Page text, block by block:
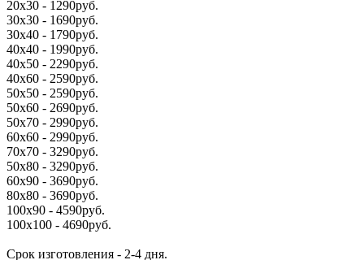
20х30 - 1290руб.
30х30 - 1690руб.
30х40 - 1790руб.
40х40 - 1990руб.
40х50 - 2290руб.
40х60 - 2590руб.
50х50 - 2590руб.
50х60 - 2690руб.
50х70 - 2990руб.
60х60 - 2990руб.
70х70 - 3290руб.
50х80 - 3290руб.
60х90 - 3690руб.
80х80 - 3690руб.
100х90 - 4590руб.
100х100 - 4690руб.
Срок изготовления - 2-4 дня.